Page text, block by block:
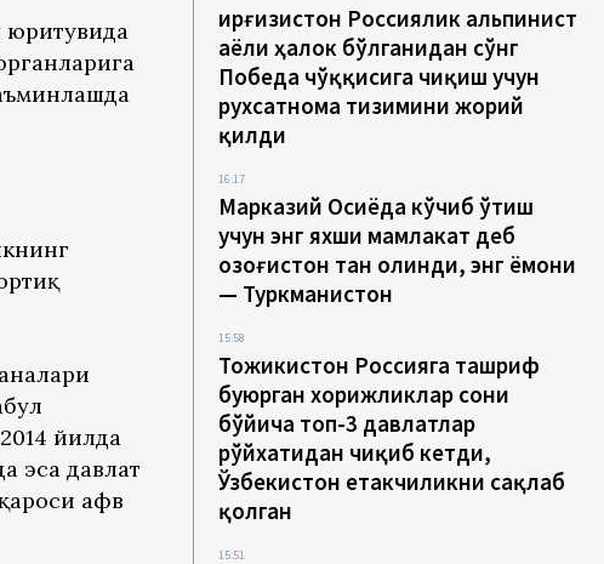
юритувида
йилда
эса давлат
афв
Қирғизистон Россиялик альпинист
аёли ҳалок бўлганидан сўнг
Победа чўққисига чиқиш учун
рухсатнома тизимини жорий
қилди
16:17
Марказий Осиёда кўчиб ўтиш
учун энг яхши мамлакат деб
Қозоғистон тан олинди, энг ёмони
— Туркманистон
15:58
Тожикистон Россияга ташриф
буюрган хорижликлар сони
бўйича топ-3 давлатлар
рўйхатидан чиқиб кетди,
Ўзбекистон етакчиликни сақлаб
қолган
15:51